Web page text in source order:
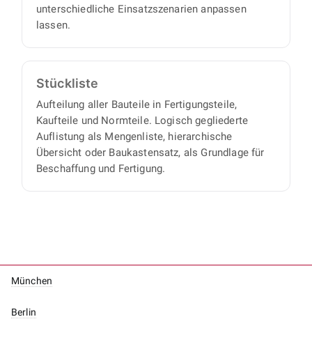
unterschiedliche Einsatzszenarien anpassen
lassen.
Stückliste
Aufteilung aller Bauteile in Fertigungsteile,
Kaufteile und Normteile. Logisch gegliederte
Auflistung als Mengenliste, hierarchische
Übersicht oder Baukastensatz, als Grundlage für
Beschaffung und Fertigung.
München
Berlin